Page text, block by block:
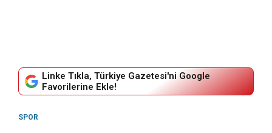
Linke Tıkla, Türkiye Gazetesi'ni Google
Favorilerine Ekle!
SPOR